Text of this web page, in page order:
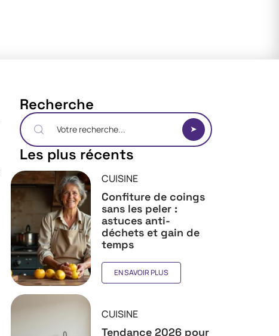
Recherche
Les plus récents
CUISINE
Confiture de coings
sans les peler :
astuces anti-
déchets et gain de
temps
EN SAVOIR PLUS
CUISINE
Tendance 2026 pour